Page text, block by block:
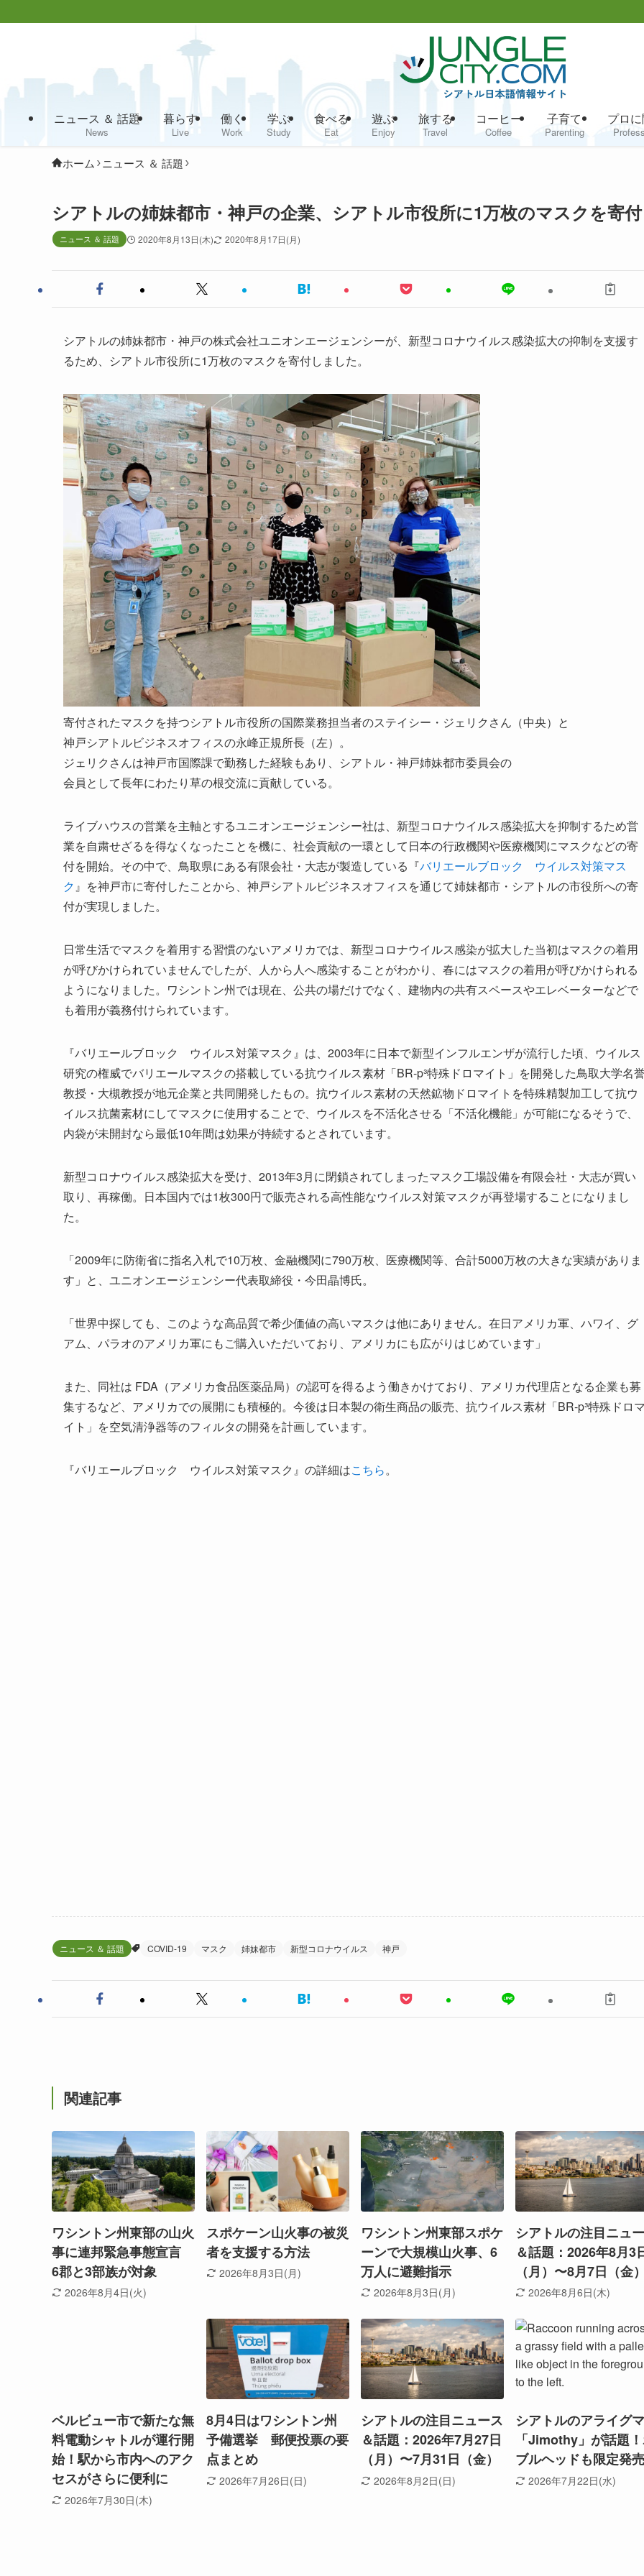
ニュース ＆ 話題
News
暮らす
Live
働く
Work
学ぶ
Study
食べる
Eat
遊ぶ
Enjoy
旅する
Travel
コーヒー
Coffee
子育て
Parenting
プロ
ホーム ニュース ＆ 話題
シアトルの姉妹都市・神戸の企業、シアトル市役所に1万枚のマスクを寄付
ニュース ＆ 話題 2020年8月13日(木) 2020年8月17日(月)
シアトルの姉妹都市・神戸の株式会社ユニオンエージェンシーが、新型コロナウイルス感染拡大の抑制を支援す
るため、シアトル市役所に1万枚のマスクを寄付しました。
寄付されたマスクを持つシアトル市役所の国際業務担当者のステイシー・ジェリクさん（中央）と
神戸シアトルビジネスオフィスの永峰正規所長（左）。
ジェリクさんは神戸市国際課で勤務した経験もあり、シアトル・神戸姉妹都市委員会の
会員として長年にわたり草の根交流に貢献している。
ライブハウスの営業を主軸とするユニオンエージェンシー社は、新型コロナウイルス感染拡大を抑制するため営
業を自粛せざるを得なくなったことを機に、社会貢献の一環として日本の行政機関や医療機関にマスクなどの寄
付を開始。その中で、鳥取県にある有限会社・大志が製造している『バリエールブロック ウイルス対策マス
ク』を神戸市に寄付したことから、神戸シアトルビジネスオフィスを通じて姉妹都市・シアトルの市役所への寄
付が実現しました。
日常生活でマスクを着用する習慣のないアメリカでは、新型コロナウイルス感染が拡大した当初はマスクの着用
が呼びかけられていませんでしたが、人から人へ感染することがわかり、春にはマスクの着用が呼びかけられる
ようになりました。ワシントン州では現在、公共の場だけでなく、建物内の共有スペースやエレベーターなどで
も着用が義務付けられています。
『バリエールブロック ウイルス対策マスク』は、2003年に日本で新型インフルエンザが流行した頃、ウイルス
研究の権威でバリエールマスクの搭載している抗ウイルス素材「BR-p³特殊ドロマイト」を開発した鳥取大学名
教授・大槻教授が地元企業と共同開発したもの。抗ウイルス素材の天然鉱物ドロマイトを特殊精製加工して抗ウ
イルス抗菌素材にしてマスクに使用することで、ウイルスを不活化させる「不活化機能」が可能になるそうで、
内袋が未開封なら最低10年間は効果が持続するとされています。
新型コロナウイルス感染拡大を受け、2013年3月に閉鎖されてしまったマスク工場設備を有限会社・大志が買い
取り、再稼働。日本国内では1枚300円で販売される高性能なウイルス対策マスクが再登場することになりまし
た。
「2009年に防衛省に指名入札で10万枚、金融機関に790万枚、医療機関等、合計5000万枚の大きな実績がありま
す」と、ユニオンエージェンシー代表取締役・今田晶博氏。
「世界中探しても、このような高品質で希少価値の高いマスクは他にありません。在日アメリカ軍、ハワイ、グ
アム、パラオのアメリカ軍にもご購入いただいており、アメリカにも広がりはじめています」
また、同社は FDA（アメリカ食品医薬品局）の認可を得るよう働きかけており、アメリカ代理店となる企業も募
集するなど、アメリカでの展開にも積極的。今後は日本製の衛生商品の販売、抗ウイルス素材「BR-p³特殊ドロ
イト」を空気清浄器等のフィルタの開発を計画しています。
『バリエールブロック ウイルス対策マスク』の詳細はこちら。
ニュース ＆ 話題 COVID-19 マスク 姉妹都市 新型コロナウイルス 神戸
関連記事
ワシントン州東部の山火
事に連邦緊急事態宣言
6郡と3部族が対象
2026年8月4日(火)
スポケーン山火事の被災
者を支援する方法
2026年8月3日(月)
ワシントン州東部スポケ
ーンで大規模山火事、6
万人に避難指示
2026年8月3日(月)
シアトルの注目ニュ
＆話題：2026年8月3
（月）〜8月7日（金
2026年8月6日(木)
ベルビュー市で新たな無
料電動シャトルが運行開
始！駅から市内へのアク
セスがさらに便利に
2026年7月30日(木)
8月4日はワシントン州
予備選挙 郵便投票の要
点まとめ
2026年7月26日(日)
シアトルの注目ニュース
＆話題：2026年7月27日
（月）〜7月31日（金）
2026年8月2日(日)
シアトルのアライグマ
「Jimothy」が話題
ブルヘッドも限定発
2026年7月22日(水)